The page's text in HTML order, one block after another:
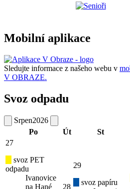
Mobilní aplikace
Sledujte informace z našeho webu v
V OBRAZE.
Svoz odpadu
Srpen2026
Po
Út St
27
svoz PET
odpadu
Ivanovice
na Hané
28
29
svoz papíru